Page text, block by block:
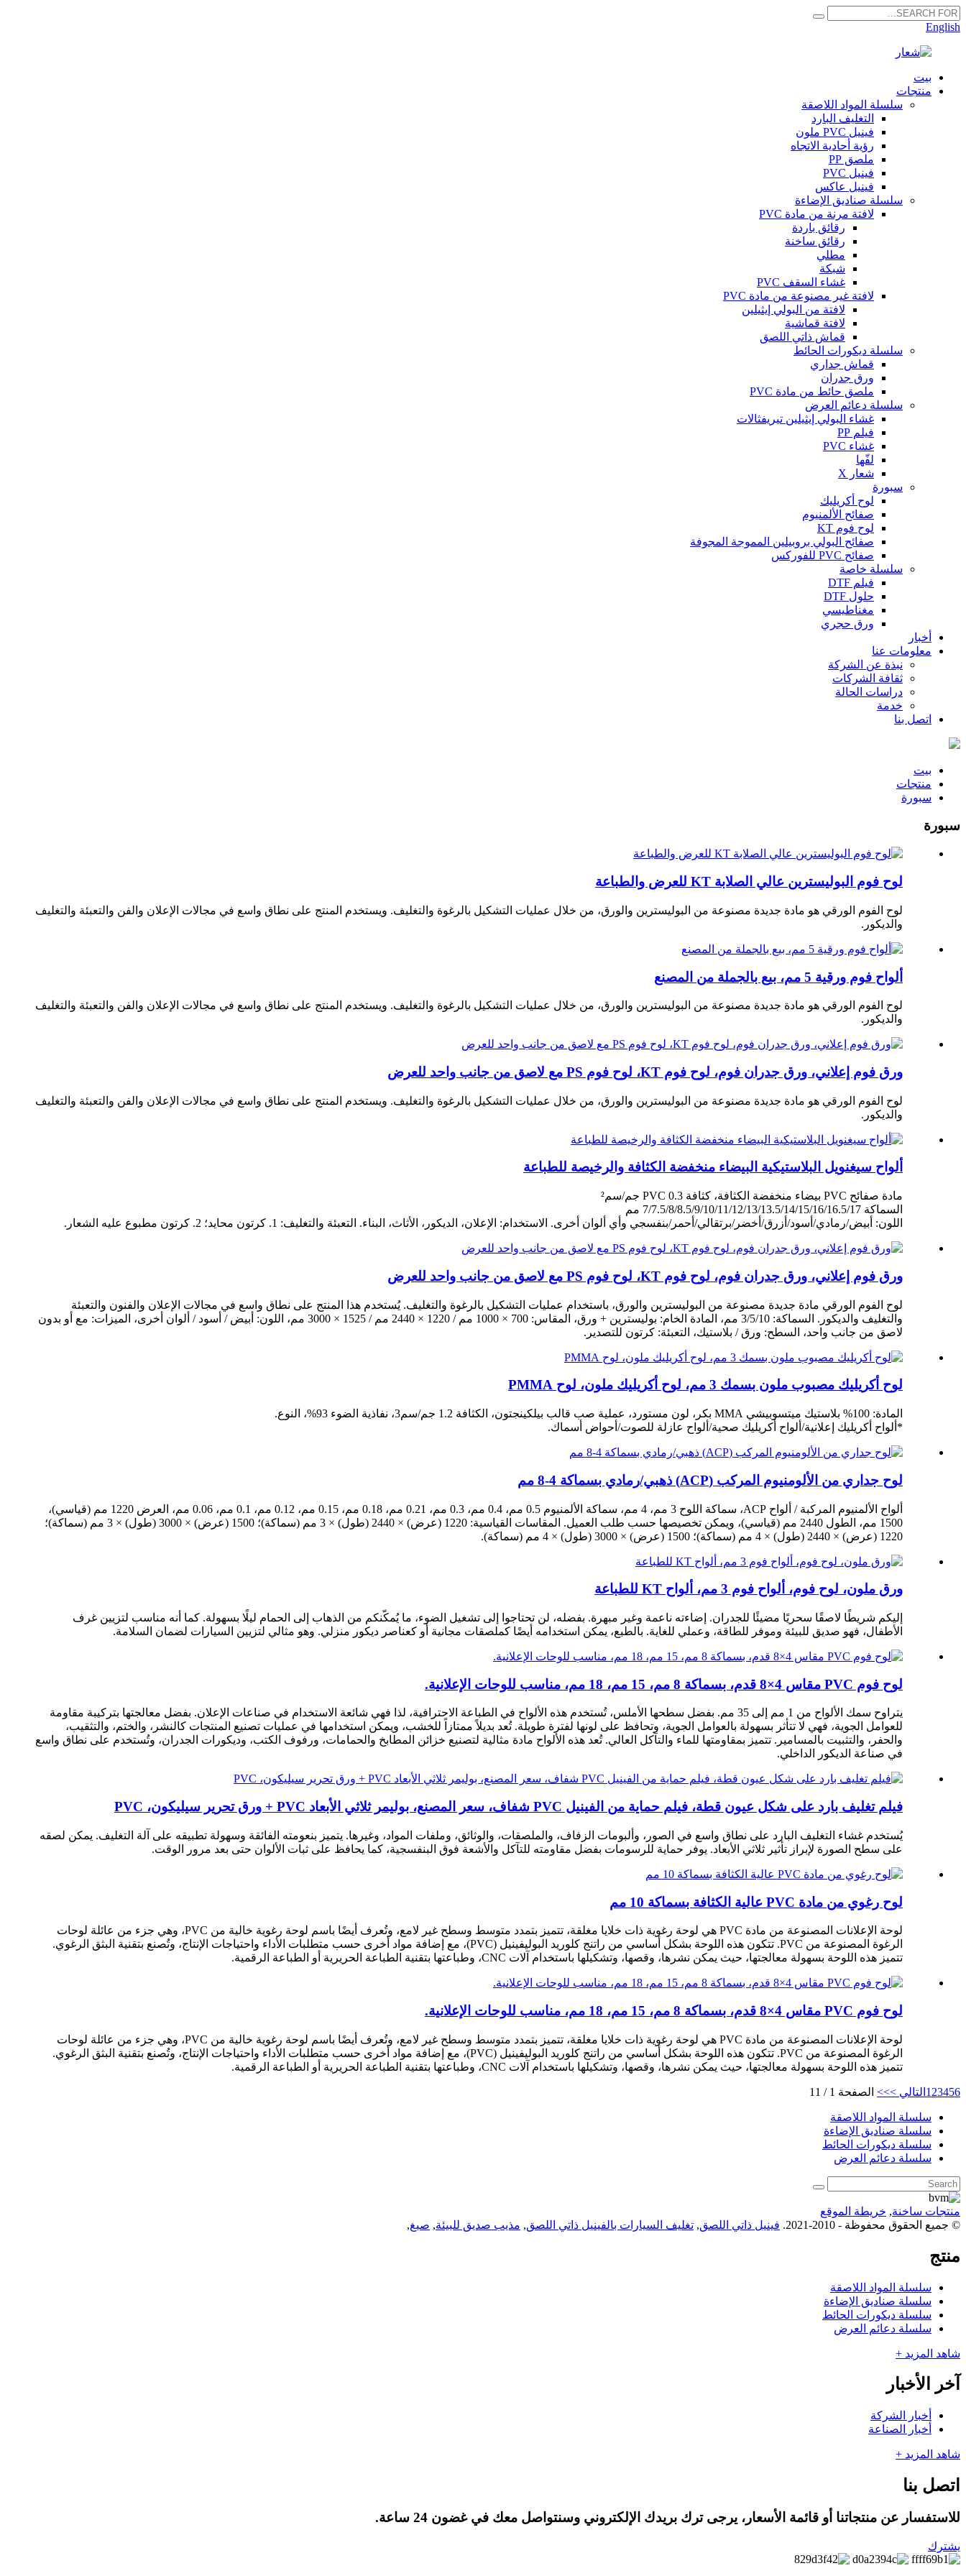
English
بيت
منتجات
سلسلة المواد اللاصقة
التغليف البارد
فينيل PVC ملون
رؤية أحادية الاتجاه
ملصق PP
فينيل PVC
فينيل عاكس
سلسلة صناديق الإضاءة
لافتة مرنة من مادة PVC
رقائق باردة
رقائق ساخنة
مطلي
شبكة
غشاء السقف PVC
لافتة غير مصنوعة من مادة PVC
لافتة من البولي إيثيلين
لافتة قماشية
قماش ذاتي اللصق
سلسلة ديكورات الحائط
قماش جداري
ورق جدران
ملصق حائط من مادة PVC
سلسلة دعائم العرض
غشاء البولي إيثيلين تيريفثالات
فيلم PP
غشاء PVC
لفّها
شعار X
سبورة
لوح أكريليك
صفائح الألمنيوم
لوح فوم KT
صفائح البولي بروبيلين المموجة المجوفة
صفائح PVC للفوركس
سلسلة خاصة
فيلم DTF
حلول DTF
مغناطيسي
ورق حجري
أخبار
معلومات عنا
نبذة عن الشركة
ثقافة الشركات
دراسات الحالة
خدمة
اتصل بنا
بيت
منتجات
سبورة
سبورة
لوح فوم البوليسترين عالي الصلابة KT للعرض والطباعة
لوح الفوم الورقي هو مادة جديدة مصنوعة من البوليسترين والورق، من خلال عمليات التشكيل بالرغوة والتغليف. ويستخدم المنتج على نطاق واسع في مجالات الإعلان والفن والتعبئة والتغليف
والديكور.
ألواح فوم ورقية 5 مم، بيع بالجملة من المصنع
لوح الفوم الورقي هو مادة جديدة مصنوعة من البوليسترين والورق، من خلال عمليات التشكيل بالرغوة والتغليف. ويستخدم المنتج على نطاق واسع في مجالات الإعلان والفن والتعبئة والتغليف
والديكور.
ورق فوم إعلاني، ورق جدران فوم، لوح فوم KT، لوح فوم PS مع لاصق من جانب واحد للعرض
لوح الفوم الورقي هو مادة جديدة مصنوعة من البوليسترين والورق، من خلال عمليات التشكيل بالرغوة والتغليف. ويستخدم المنتج على نطاق واسع في مجالات الإعلان والفن والتعبئة والتغليف
والديكور.
ألواح سيغنويل البلاستيكية البيضاء منخفضة الكثافة والرخيصة للطباعة
مادة صفائح PVC بيضاء منخفضة الكثافة، كثافة PVC 0.3 جم/سم²
السماكة 7/7.5/8/8.5/9/10/11/12/13/13.5/14/15/16/16.5/17 مم
اللون: أبيض/رمادي/أسود/أزرق/أخضر/برتقالي/أحمر/بنفسجي وأي ألوان أخرى. الاستخدام: الإعلان، الديكور، الأثاث، البناء. التعبئة والتغليف: 1. كرتون محايد؛ 2. كرتون مطبوع عليه الشعار.
ورق فوم إعلاني، ورق جدران فوم، لوح فوم KT، لوح فوم PS مع لاصق من جانب واحد للعرض
لوح الفوم الورقي مادة جديدة مصنوعة من البوليسترين والورق، باستخدام عمليات التشكيل بالرغوة والتغليف. يُستخدم هذا المنتج على نطاق واسع في مجالات الإعلان والفنون والتعبئة
والتغليف والديكور. السماكة: 3/5/10 مم، المادة الخام: بوليسترين + ورق، المقاس: 700 × 1000 مم / 1220 × 2440 مم / 1525 × 3000 مم، اللون: أبيض / أسود / ألوان أخرى، الميزات: مع أو بدون
لاصق من جانب واحد، السطح: ورق / بلاستيك، التعبئة: كرتون للتصدير.
لوح أكريليك مصبوب ملون بسمك 3 مم، لوح أكريليك ملون، لوح PMMA
المادة: 100% بلاستيك ميتسوبيشي MMA بكر، لون مستورد، عملية صب قالب بيلكينجتون، الكثافة 1.2 جم/سم3، نفاذية الضوء 93%، النوع.
*ألواح أكريليك إعلانية/ألواح أكريليك صحية/ألواح عازلة للصوت/أحواض أسماك.
لوح جداري من الألومنيوم المركب (ACP) ذهبي/رمادي بسماكة 4-8 مم
ألواح الألمنيوم المركبة / ألواح ACP، سماكة اللوح 3 مم، 4 مم، سماكة الألمنيوم 0.5 مم، 0.4 مم، 0.3 مم، 0.21 مم، 0.18 مم، 0.15 مم، 0.12 مم، 0.1 مم، 0.06 مم، العرض 1220 مم (قياسي)،
1500 مم، الطول 2440 مم (قياسي)، ويمكن تخصيصها حسب طلب العميل. المقاسات القياسية: 1220 (عرض) × 2440 (طول) × 3 مم (سماكة)؛ 1500 (عرض) × 3000 (طول) × 3 مم (سماكة)؛
1220 (عرض) × 2440 (طول) × 4 مم (سماكة)؛ 1500 (عرض) × 3000 (طول) × 4 مم (سماكة).
ورق ملون، لوح فوم، ألواح فوم 3 مم، ألواح KT للطباعة
إليكم شريطًا لاصقًا سحريًا مضيئًا للجدران. إضاءته ناعمة وغير مبهرة. بفضله، لن تحتاجوا إلى تشغيل الضوء، ما يُمكّنكم من الذهاب إلى الحمام ليلًا بسهولة. كما أنه مناسب لتزيين غرف
الأطفال، فهو صديق للبيئة وموفر للطاقة، وعملي للغاية. بالطبع، يمكن استخدامه أيضًا كملصقات مجانية أو كعناصر ديكور منزلي. وهو مثالي لتزيين السيارات لضمان السلامة.
لوح فوم PVC مقاس 4×8 قدم، بسماكة 8 مم، 15 مم، 18 مم، مناسب للوحات الإعلانية.
يتراوح سمك الألواح من 1 مم إلى 35 مم. بفضل سطحها الأملس، تُستخدم هذه الألواح في الطباعة الاحترافية، لذا فهي شائعة الاستخدام في صناعات الإعلان. بفضل معالجتها بتركيبة مقاومة
للعوامل الجوية، فهي لا تتأثر بسهولة بالعوامل الجوية، وتحافظ على لونها لفترة طويلة. تُعد بديلاً ممتازاً للخشب، ويمكن استخدامها في عمليات تصنيع المنتجات كالنشر، والختم، والتثقيب،
والحفر، والتثبيت بالمسامير. تتميز بمقاومتها للماء والتآكل العالي. تُعد هذه الألواح مادة مثالية لتصنيع خزائن المطابخ والحمامات، ورفوف الكتب، وديكورات الجدران، وتُستخدم على نطاق واسع
في صناعة الديكور الداخلي.
فيلم تغليف بارد على شكل عيون قطة، فيلم حماية من الفينيل PVC شفاف، سعر المصنع، بوليمر ثلاثي الأبعاد PVC + ورق تحرير سيليكون، PVC
يُستخدم غشاء التغليف البارد على نطاق واسع في الصور، وألبومات الزفاف، والملصقات، والوثائق، وملفات المواد، وغيرها. يتميز بنعومته الفائقة وسهولة تطبيقه على آلة التغليف. يمكن لصقه
على سطح الصورة لإبراز تأثير ثلاثي الأبعاد. يوفر حماية للرسومات بفضل مقاومته للتآكل والأشعة فوق البنفسجية، كما يحافظ على ثبات الألوان حتى بعد مرور الوقت.
لوح رغوي من مادة PVC عالية الكثافة بسماكة 10 مم
لوحة الإعلانات المصنوعة من مادة PVC هي لوحة رغوية ذات خلايا مغلقة، تتميز بتمدد متوسط ​​وسطح غير لامع، وتُعرف أيضًا باسم لوحة رغوية خالية من PVC، وهي جزء من عائلة لوحات
الرغوة المصنوعة من PVC. تتكون هذه اللوحة بشكل أساسي من راتنج كلوريد البوليفينيل (PVC)، مع إضافة مواد أخرى حسب متطلبات الأداء واحتياجات الإنتاج، وتُصنع بتقنية البثق الرغوي.
تتميز هذه اللوحة بسهولة معالجتها، حيث يمكن نشرها، وقصها، وتشكيلها باستخدام آلات CNC، وطباعتها بتقنية الطباعة الحريرية أو الطباعة الرقمية.
لوح فوم PVC مقاس 4×8 قدم، بسماكة 8 مم، 15 مم، 18 مم، مناسب للوحات الإعلانية.
لوحة الإعلانات المصنوعة من مادة PVC هي لوحة رغوية ذات خلايا مغلقة، تتميز بتمدد متوسط ​​وسطح غير لامع، وتُعرف أيضًا باسم لوحة رغوية خالية من PVC، وهي جزء من عائلة لوحات
الرغوة المصنوعة من PVC. تتكون هذه اللوحة بشكل أساسي من راتنج كلوريد البوليفينيل (PVC)، مع إضافة مواد أخرى حسب متطلبات الأداء واحتياجات الإنتاج، وتُصنع بتقنية البثق الرغوي.
تتميز هذه اللوحة بسهولة معالجتها، حيث يمكن نشرها، وقصها، وتشكيلها باستخدام آلات CNC، وطباعتها بتقنية الطباعة الحريرية أو الطباعة الرقمية.
1 23456 التالي >>> الصفحة 1 / 11
سلسلة المواد اللاصقة
سلسلة صناديق الإضاءة
سلسلة ديكورات الحائط
سلسلة دعائم العرض
منتجات ساخنة, خريطة الموقع
© جميع الحقوق محفوظة - 2010-2021.
فينيل ذاتي اللصق, تغليف السيارات بالفينيل ذاتي اللصق, مذيب صديق للبيئة, صبغ,
منتج
سلسلة المواد اللاصقة
سلسلة صناديق الإضاءة
سلسلة ديكورات الحائط
سلسلة دعائم العرض
شاهد المزيد +
آخر الأخبار
أخبار الشركة
أخبار الصناعة
شاهد المزيد +
اتصل بنا
للاستفسار عن منتجاتنا أو قائمة الأسعار، يرجى ترك بريدك الإلكتروني وسنتواصل معك في غضون 24 ساعة.
يشترك